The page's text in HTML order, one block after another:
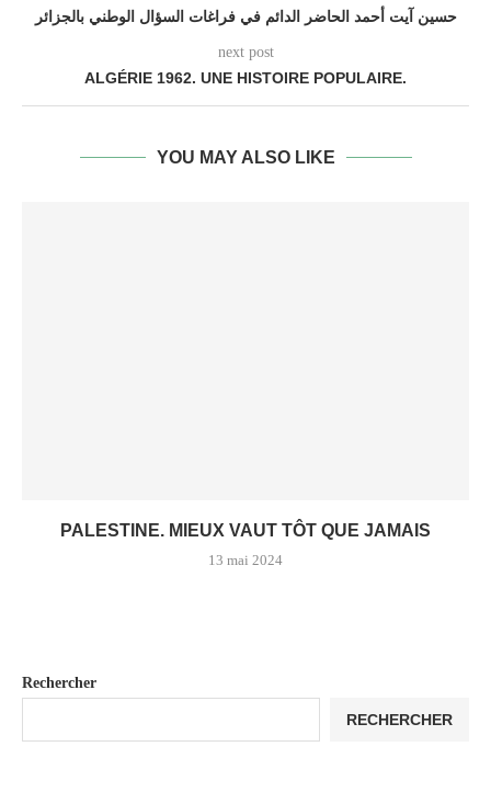
حسين آيت أحمد الحاضر الدائم في فراغات السؤال الوطني بالجزائر
next post
ALGÉRIE 1962. UNE HISTOIRE POPULAIRE.
YOU MAY ALSO LIKE
PALESTINE. MIEUX VAUT TÔT QUE JAMAIS
13 mai 2024
Rechercher
RECHERCHER